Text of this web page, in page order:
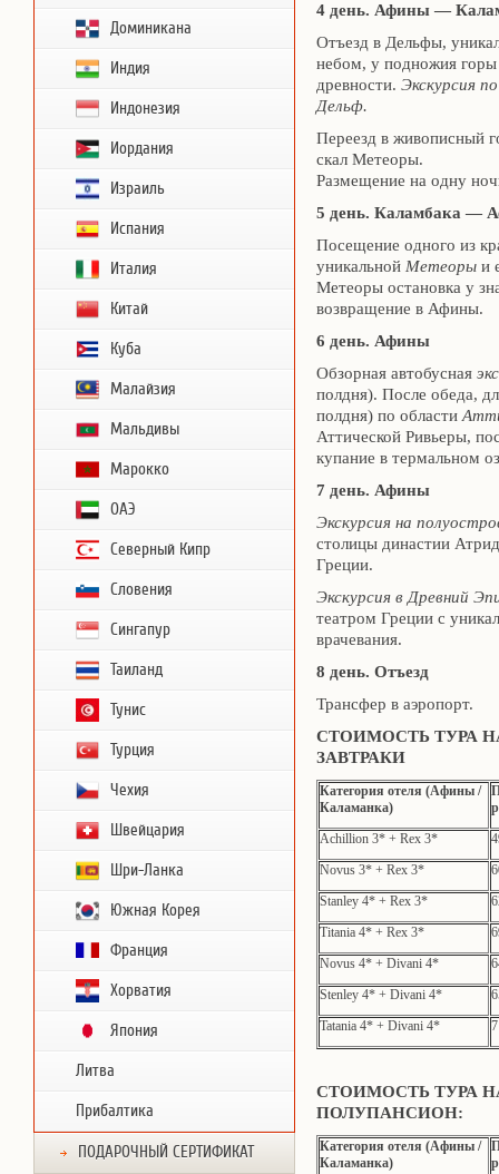
Доминикана
Индия
Индонезия
Иордания
Израиль
Испания
Италия
Китай
Куба
Малайзия
Мальдивы
Марокко
ОАЭ
Северный Кипр
Словения
Сингапур
Таиланд
Тунис
Турция
Чехия
Швейцария
Шри-Ланка
Южная Корея
Франция
Хорватия
Япония
Литва
Прибалтика
ПОДАРОЧНЫЙ СЕРТИФИКАТ
4 день. Афины —
Отъезд в Дельфы,
небом, у подножия горы
древности. Экскурсия
Дельф.
Переезд в живописный
скал Метеоры.
Размещение на одну
5 день. Каламбака —
Посещение одного из
уникальной Метеоры и
Метеоры остановка у
возвращение в Афины.
6 день. Афины
Обзорная автобусная
полдня). После обеда,
полдня) по области
Аттической Ривьеры,
купание в термальном
7 день. Афины
Экскурсия на
столицы династии
Греции.
Экскурсия в Древний
театром Греции с
врачевания.
8 день. Отъезд
Трансфер в аэропорт.
СТОИМОСТЬ ТУРА
ЗАВТРАКИ
Категория отеля (Афины /
Каламанка)
Achillion 3* + Rex 3*
Novus 3* + Rex 3*
Stanley 4* + Rex 3*
Titania 4* + Rex 3*
Novus 4* + Divani 4*
Stenley 4* + Divani 4*
Tatania 4* + Divani 4*
СТОИМОСТЬ ТУРА
ПОЛУПАНСИОН:
Категория отеля (Афины /
Каламанка)